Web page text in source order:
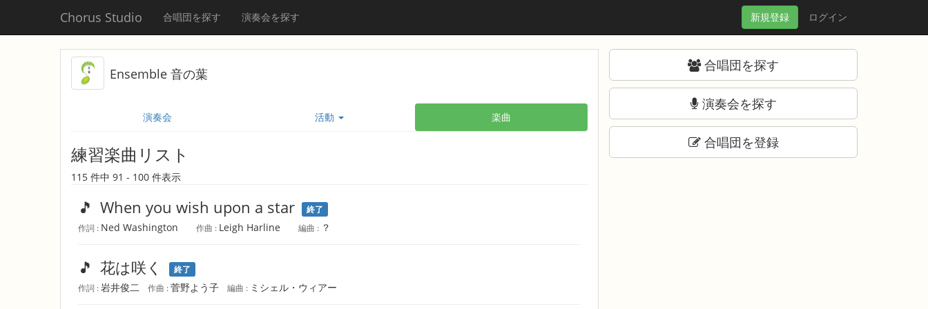
Chorus Studio 合唱団を探す 演奏会を探す ログイン
新規登録
Ensemble 音の葉
演奏会 活動 楽曲
練習楽曲リスト
115 件中 91 - 100 件表示
🎵 When you wish upon a star 終了
作詞 : Ned Washington 作曲 : Leigh Harline 編曲 : ？
🎵 花は咲く 終了
作詞 :岩井俊二 作曲 :菅野よう子 編曲 : ミシェル・ウィアー
合唱団を探す
演奏会を探す
合唱団を登録